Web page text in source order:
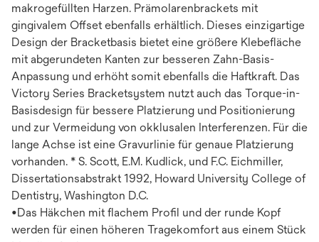
makrogefüllten Harzen. Prämolarenbrackets mit
gingivalem Offset ebenfalls erhältlich. Dieses einzigartige
Design der Bracketbasis bietet eine größere Klebefläche
mit abgerundeten Kanten zur besseren Zahn-Basis-
Anpassung und erhöht somit ebenfalls die Haftkraft. Das
Victory Series Bracketsystem nutzt auch das Torque-in-
Basisdesign für bessere Platzierung und Positionierung
und zur Vermeidung von okklusalen Interferenzen. Für die
lange Achse ist eine Gravurlinie für genaue Platzierung
vorhanden. * S. Scott, E.M. Kudlick, und F.C. Eichmiller,
Dissertationsabstrakt 1992, Howard University College of
Dentistry, Washington D.C.
•Das Häkchen mit flachem Profil und der runde Kopf
werden für einen höheren Tragekomfort aus einem Stück